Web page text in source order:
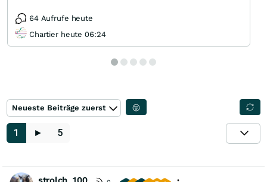
64 Aufrufe heute
Chartier heute 06:24
Neueste Beiträge zuerst
1 ► 5